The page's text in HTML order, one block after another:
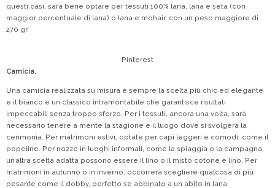
questi casi, sarà bene optare per tessuti 100% lana, lana e seta (con
maggior percentuale di lana) o lana e mohair, con un peso maggiore di
270 gr.
Pinterest
Camicia.
Una camicia realizzata su misura è sempre la scelta più chic ed elegante
e il bianco è un classico intramontabile che garantisce risultati
impeccabili senza troppo sforzo. Per i tessuti, ancora una volta, sarà
necessario tenere a mente la stagione e il luogo dove si svolgerà la
cerimonia. Per matrimoni estivi, optate per capi leggeri e comodi, come il
popeline. Per nozze in luoghi informali, come la spiaggia o la campagna,
un’altra scelta adatta possono essere il lino o il misto cotone e lino. Per
matrimoni in autunno o in inverno, occorrerà scegliere qualcosa di più
pesante come il dobby, perfetto se abbinato a un abito in lana.